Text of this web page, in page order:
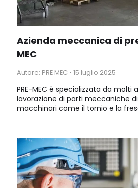
Azienda meccanica di
MEC
Autore: PRE MEC • 15 luglio 2025
PRE-MEC è specializzata da molti
lavorazione di parti meccaniche
macchinari come il tornio e la